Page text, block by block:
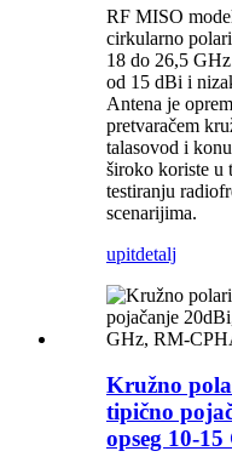
RF MISO
cirkularno
18 do 26,5
od 15 dBi i
Antena je
pretvaračem
talasovod i
široko koriste u
testiranju
scenarijima.
upitdetalj
Kružno
tipično
opseg 10-